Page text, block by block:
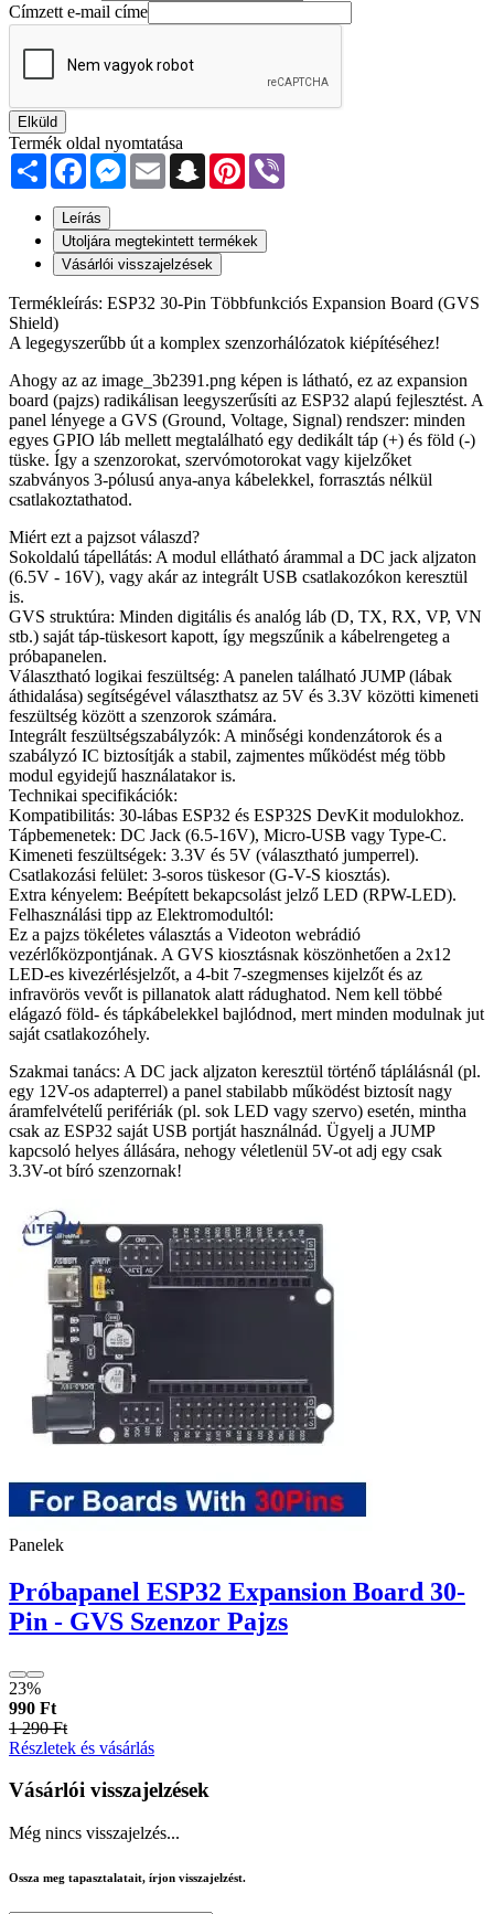
Címzett e-mail címe
Elküld
Termék oldal nyomtatása
Share FacebookMessenger
Email SnapchatPinterest
Leírás
Utoljára megtekintett termékek
Vásárlói visszajelzések
Termékleírás: ESP32 30-Pin Többfunkciós Expansion Board (GVS
Shield)
A legegyszerűbb út a komplex szenzorhálózatok kiépítéséhez!
Ahogy az az image_3b2391.png képen is látható, ez az expansion
board (pajzs) radikálisan leegyszerűsíti az ESP32 alapú fejlesztést. A
panel lényege a GVS (Ground, Voltage, Signal) rendszer: minden
egyes GPIO láb mellett megtalálható egy dedikált táp (+) és föld (-)
tüske. Így a szenzorokat, szervómotorokat vagy kijelzőket
szabványos 3-pólusú anya-anya kábelekkel, forrasztás nélkül
csatlakoztathatod.
Miért ezt a pajzsot válaszd?
Sokoldalú tápellátás: A modul ellátható árammal a DC jack aljzaton
(6.5V - 16V), vagy akár az integrált USB csatlakozókon keresztül
is.
GVS struktúra: Minden digitális és analóg láb (D, TX, RX, VP, VN
stb.) saját táp-tüskesort kapott, így megszűnik a kábelrengeteg a
próbapanelen.
Választható logikai feszültség: A panelen található JUMP (lábak
áthidalása) segítségével választhatsz az 5V és 3.3V közötti kimeneti
feszültség között a szenzorok számára.
Integrált feszültségszabályzók: A minőségi kondenzátorok és a
szabályzó IC biztosítják a stabil, zajmentes működést még több
modul egyidejű használatakor is.
Technikai specifikációk:
Kompatibilitás: 30-lábas ESP32 és ESP32S DevKit modulokhoz.
Tápbemenetek: DC Jack (6.5-16V), Micro-USB vagy Type-C.
Kimeneti feszültségek: 3.3V és 5V (választható jumperrel).
Csatlakozási felület: 3-soros tüskesor (G-V-S kiosztás).
Extra kényelem: Beépített bekapcsolást jelző LED (RPW-LED).
Felhasználási tipp az Elektromodultól:
Ez a pajzs tökéletes választás a Videoton webrádió
vezérlőközpontjának. A GVS kiosztásnak köszönhetően a 2x12
LED-es kivezérlésjelzőt, a 4-bit 7-szegmenses kijelzőt és az
infravörös vevőt is pillanatok alatt rádughatod. Nem kell többé
elágazó föld- és tápkábelekkel bajlódnod, mert minden modulnak jut
saját csatlakozóhely.
Szakmai tanács: A DC jack aljzaton keresztül történő táplálásnál (pl.
egy 12V-os adapterrel) a panel stabilabb működést biztosít nagy
áramfelvételű perifériák (pl. sok LED vagy szervo) esetén, mintha
csak az ESP32 saját USB portját használnád. Ügyelj a JUMP
kapcsoló helyes állására, nehogy véletlenül 5V-ot adj egy csak
3.3V-ot bíró szenzornak!
Panelek
Próbapanel ESP32 Expansion Board 30-
Pin - GVS Szenzor Pajzs
23%
990 Ft
1 290 Ft
Részletek és vásárlás
Vásárlói visszajelzések
Még nincs visszajelzés...
Ossza meg tapasztalatait, írjon visszajelzést.